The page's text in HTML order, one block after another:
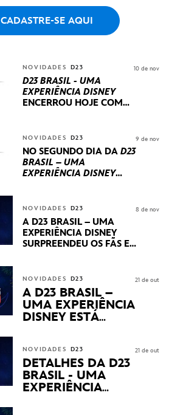
CADASTRE-SE AQUI
NOVIDADES D23
D23 BRASIL - UMA
EXPERIÊNCIA DISNEY
ENCERROU HOJE COM
INTERNACIONAIS E
PRODUÇÕES BRASILEIRAS
10 de nov
NOVIDADES D23
NO SEGUNDO DIA DA D23
BRASIL – UMA
EXPERIÊNCIA DISNEY
STUDIOS REVELARAM
PRÉVIAS E NOVIDADES
DOS SEUS PRÓXIMOS
LANÇAMENTOS
9 de nov
NOVIDADES D23
A D23 BRASIL – UMA
EXPERIÊNCIA DISNEY
SURPREENDEU OS FÃS EM
APRESENTAÇÕES E
PRODUTOS EXCLUSIVOS
NO TRANSAMÉRICA EXPO
CENTER EM SÃO PAULO
8 de nov
NOVIDADES D23
A D23 BRASIL –
UMA EXPERIÊNCIA
DISNEY ESTÁ
21 de out
NOVIDADES D23
DETALHES DA D23
BRASIL - UMA
EXPERIÊNCIA
21 de out